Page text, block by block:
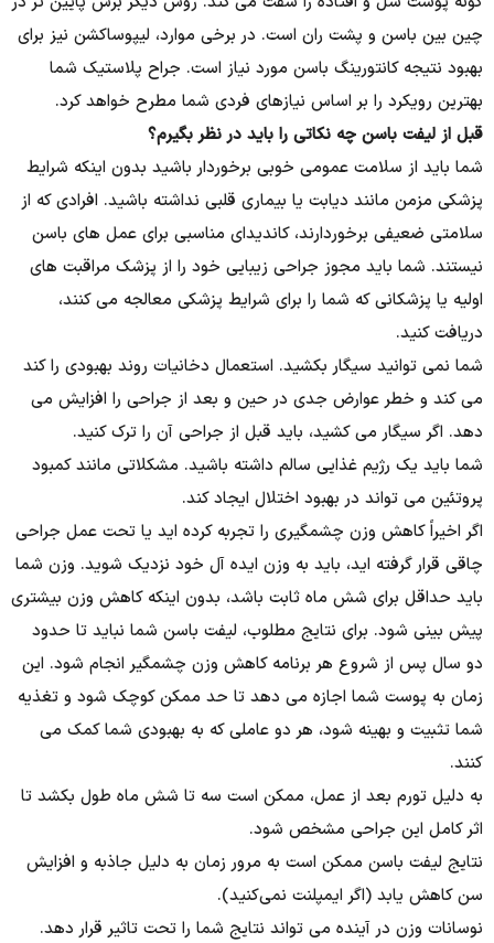
چین بین باسن و پشت ران است. در برخی موارد، لیپوساکشن نیز برای
بهبود نتیجه کانتورینگ باسن مورد نیاز است. جراح پلاستیک شما
بهترین رویکرد را بر اساس نیازهای فردی شما مطرح خواهد کرد.
قبل از لیفت باسن چه نکاتی را باید در نظر بگیرم؟
شما باید از سلامت عمومی خوبی برخوردار باشید بدون اینکه شرایط
پزشکی مزمن مانند دیابت یا بیماری قلبی نداشته باشید. افرادی که از
سلامتی ضعیفی برخوردارند، کاندیدای مناسبی برای عمل های باسن
نیستند. شما باید مجوز جراحی زیبایی خود را از پزشک مراقبت های
اولیه یا پزشکانی که شما را برای شرایط پزشکی معالجه می کنند،
دریافت کنید.
شما نمی توانید سیگار بکشید. استعمال دخانیات روند بهبودی را کند
می کند و خطر عوارض جدی در حین و بعد از جراحی را افزایش می
دهد. اگر سیگار می کشید، باید قبل از جراحی آن را ترک کنید.
شما باید یک رژیم غذایی سالم داشته باشید. مشکلاتی مانند کمبود
پروتئین می تواند در بهبود اختلال ایجاد کند.
اگر اخیراً کاهش وزن چشمگیری را تجربه کرده اید یا تحت عمل جراحی
چاقی قرار گرفته اید، باید به وزن ایده آل خود نزدیک شوید. وزن شما
باید حداقل برای شش ماه ثابت باشد، بدون اینکه کاهش وزن بیشتری
پیش بینی شود. برای نتایج مطلوب، لیفت باسن شما نباید تا حدود
دو سال پس از شروع هر برنامه کاهش وزن چشمگیر انجام شود. این
زمان به پوست شما اجازه می دهد تا حد ممکن کوچک شود و تغذیه
شما تثبیت و بهینه شود، هر دو عاملی که به بهبودی شما کمک می
کنند.
به دلیل تورم بعد از عمل، ممکن است سه تا شش ماه طول بکشد تا
اثر کامل این جراحی مشخص شود.
نتایج لیفت باسن ممکن است به مرور زمان به دلیل جاذبه و افزایش
سن کاهش یابد (اگر ایمپلنت نمی‌کنید).
نوسانات وزن در آینده می تواند نتایج شما را تحت تاثیر قرار دهد.